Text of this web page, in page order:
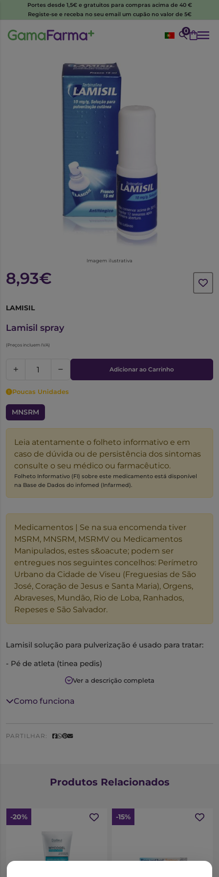
Portes desde 1,5€ e gratuitos para compras acima de 40 €
Registe-se e receba no seu email um cupão no valor de 5€
0
Imagem ilustrativa
8,93€
LAMISIL
Lamisil spray
(Preços incluem IVA)
Adicionar ao Carrinho
Poucas Unidades
MNSRM
Leia atentamente o folheto informativo e em
caso de dúvida ou de persistência dos sintomas
consulte o seu médico ou farmacêutico.
Folheto Informativo (FI) sobre este medicamento está disponível
na Base de Dados do infomed (Infarmed).
Medicamentos | Se na sua encomenda tiver
MSRM, MNSRM, MSRMV ou Medicamentos
Manipulados, estes s&oacute; podem ser
entregues nos seguintes concelhos: Perímetro
Urbano da Cidade de Viseu (Freguesias de São
José, Coração de Jesus e Santa Maria), Orgens,
Abraveses, Mundão, Rio de Loba, Ranhados,
Repeses e São Salvador.
Lamisil solução para pulverização é usado para tratar:
- Pé de atleta (tinea pedis)
- Tinea crural ou da virilha (tinea cruris)
- Tinea do corpo (tinea corporis)
Ver a descrição completa
Como funciona
PARTILHAR:
Produtos Relacionados
-20% -15%